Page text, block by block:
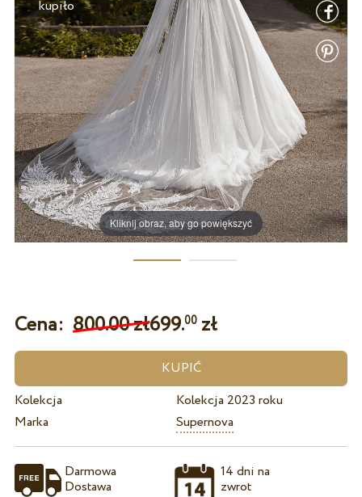
Kliknij obraz, aby go powiększyć
Cena: 800.00 zł699.00zł
Kolekcja
Kolekcja 2023 roku
Marka
Supernova
Darmowa
Dostawa
14 dni na
zwrot